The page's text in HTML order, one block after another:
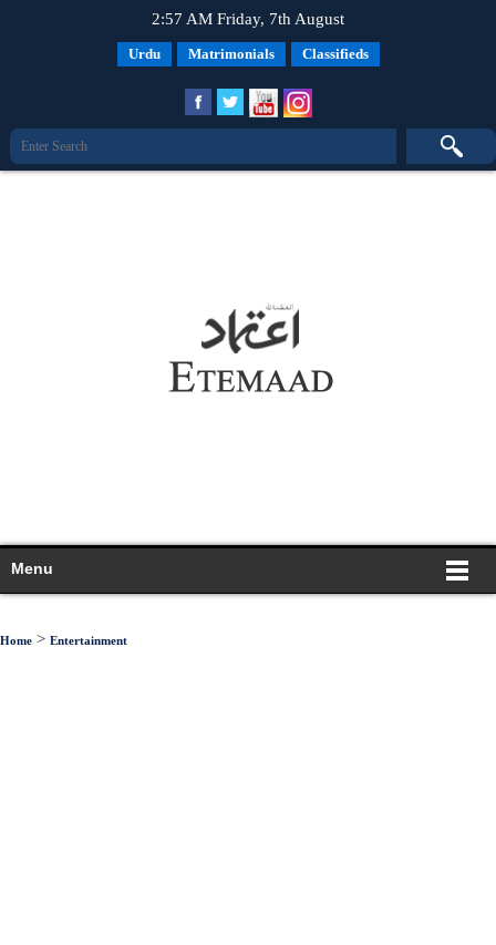
2:57 AM Friday, 7th August
Urdu Matrimonials Classifieds
Menu
Home > Entertainment